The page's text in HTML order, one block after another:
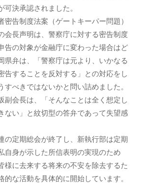
決承認されました。
告制度法案（ゲートキーパー問題）
会長声明は、警察庁に対する密告制度
告の対象が金融庁に変わった場合はど
県弁は、「警察庁は元より、いかなる
告することを反対する」との対応をし
すべきではないかと問い詰めました。
会長は、「そんなことは全く想定し
ない」と紋切型の答弁であって失望感
定期総会が終了し、新執行部は定期
自身が示した所信表明の実現のため
様に去来する将来の不安を除去するた
的な活動を具体的に開始しています。